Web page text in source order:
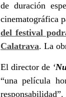
de duración
cinematográfica
del festival
Calatrava. La
El director de ‘
“una película
responsabilidad”.